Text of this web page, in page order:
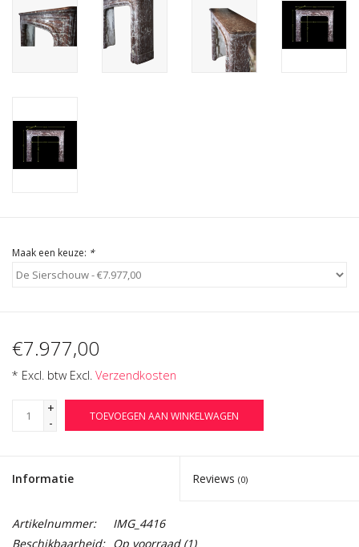
Maak een keuze: *
€7.977,00
* Excl. btw Excl. Verzendkosten
+
-
TOEVOEGEN AAN WINKELWAGEN
Informatie Reviews (0)
Artikelnummer:
IMG_4416
Beschikbaarheid: Op voorraad(1)